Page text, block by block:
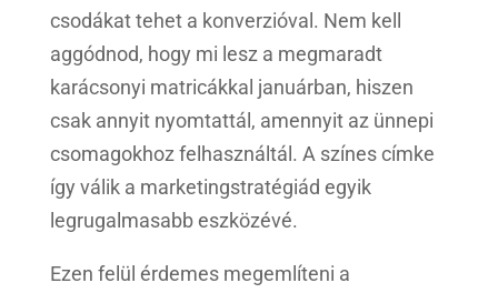
csodákat tehet a konverzióval. Nem kell
aggódnod, hogy mi lesz a megmaradt
karácsonyi matricákkal januárban, hiszen
csak annyit nyomtattál, amennyit az ünnepi
csomagokhoz felhasználtál. A színes címke
így válik a marketingstratégiád egyik
legrugalmasabb eszközévé.
Ezen felül érdemes megemlíteni a